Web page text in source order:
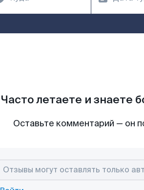
Часто летаете и знаете
Оставьте комментарий — он